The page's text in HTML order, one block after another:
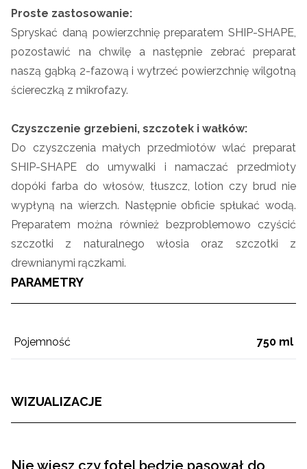
Proste zastosowanie:
Spryskać daną powierzchnię preparatem SHIP-SHAPE,
pozostawić na chwilę a następnie zebrać preparat
naszą gąbką 2-fazową i wytrzeć powierzchnię wilgotną
ściereczką z mikrofazy.
Czyszczenie grzebieni, szczotek i wałków:
Do czyszczenia małych przedmiotów wlać preparat
SHIP-SHAPE do umywalki i namaczać przedmioty
dopóki farba do włosów, tłuszcz, lotion czy brud nie
wypłyną na wierzch. Następnie obficie spłukać wodą.
Preparatem można również bezproblemowo czyścić
szczotki z naturalnego włosia oraz szczotki z
drewnianymi rączkami.
PARAMETRY
Pojemność 750 ml
WIZUALIZACJE
Nie wiesz czy fotel będzie pasował do